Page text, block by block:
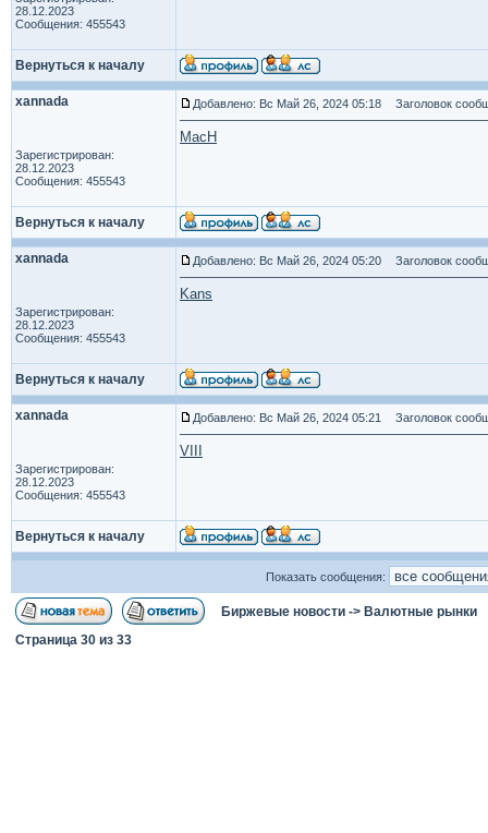
28.12.2023
Сообщения: 455543
Вернуться к началу
xannada
Зарегистрирован:
28.12.2023
Сообщения: 455543
Добавлено: Вс Май 26, 2024 05:18 Заголовок
MacH
Вернуться к началу
xannada
Зарегистрирован:
28.12.2023
Сообщения: 455543
Добавлено: Вс Май 26, 2024 05:20 Заголовок
Kans
Вернуться к началу
xannada
Зарегистрирован:
28.12.2023
Сообщения: 455543
Добавлено: Вс Май 26, 2024 05:21 Заголовок
VIII
Вернуться к началу
Показать сообщения:
Биржевые новости -> Валютные рынки
Страница 30 из 33